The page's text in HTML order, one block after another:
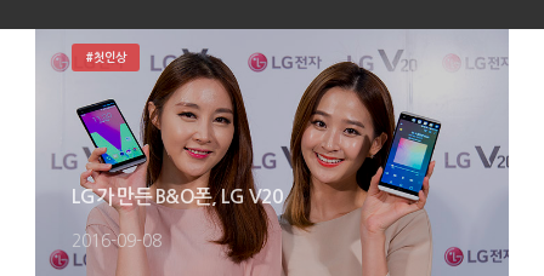
LG가 만든 B&O폰, LG V20
2016-09-08
#첫인상